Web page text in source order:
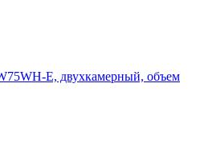
E, двухкамерный, объем